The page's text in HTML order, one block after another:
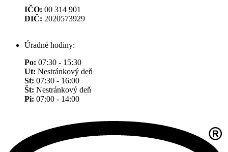
IČO: 00 314 901
DIČ: 2020573929
Úradné hodiny:
Po: 07:30 - 15:30
Ut: Nestránkový deň
St: 07:30 - 16:00
Št: Nestránkový deň
Pi: 07:00 - 14:00